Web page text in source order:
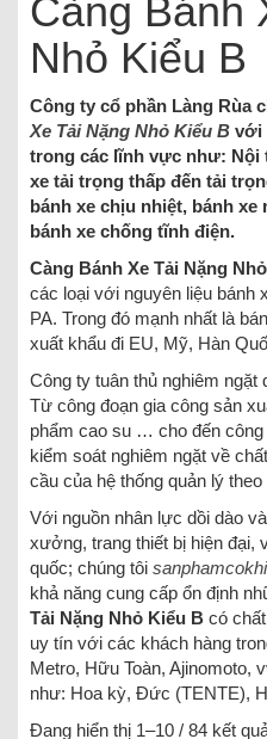
Càng Bánh
Nhỏ Kiểu B
Công ty cổ phần Làng Rùa
Xe Tải Nặng Nhỏ Kiểu B với
trong các lĩnh vực như: Nội
xe tải trọng thấp đến tải
bánh xe chịu nhiệt, bánh xe
bánh xe chống tĩnh điện.
Càng Bánh Xe Tải Nặng
các loại với nguyên liệu bánh
PA. Trong đó mạnh nhất là
xuất khẩu đi EU, Mỹ, Hàn
Công ty tuân thủ nghiêm
Từ công đoạn gia công sản
phẩm cao su … cho đến
kiểm soát nghiêm ngặt về
cầu của hệ thống quản lý
Với nguồn nhân lực dồi dào
xưởng, trang thiết bị hiện đại,
quốc; chúng tôi sanphamcokhi
khả năng cung cấp ổn định
Tải Nặng Nhỏ Kiểu B có
uy tín với các khách hàng
Metro, Hữu Toàn,
như: Hoa kỳ, Đức (TENTE),
Đang hiển thị 1–10 / 84 kết